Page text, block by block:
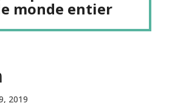
monde entier
2019